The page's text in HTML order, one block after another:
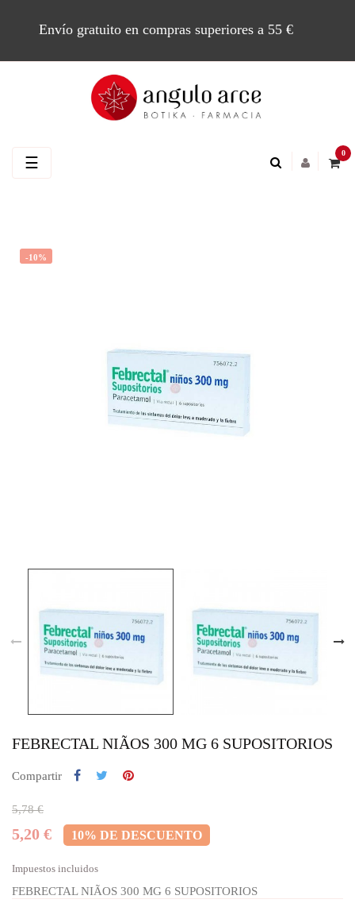
Envío gratuito en compras superiores a 55 €
0
Navegación
☰
-10%
FEBRECTAL NIÃOS 300 MG 6 SUPOSITORIOS
Compartir
5,78 €
5,20 € 10% DE DESCUENTO
Impuestos incluidos
FEBRECTAL NIÃOS 300 MG 6 SUPOSITORIOS